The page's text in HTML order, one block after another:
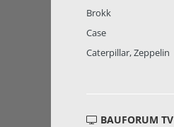
Brokk
Case
Caterpillar, Zeppelin
BAUFORUM TV